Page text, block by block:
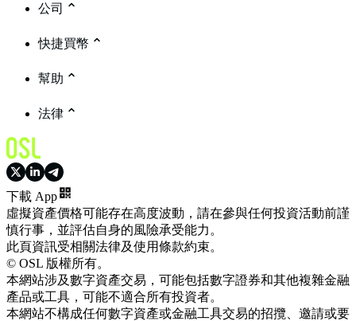
公司
快捷買幣
幫助
法律
下載 App
虛擬資產價格可能存在高度波動，請在參與任何投資活動前謹
慎行事，並評估自身的風險承受能力。
此頁資訊受相關法律及使用條款約束。
© OSL 版權所有。
本網站涉及數字資產交易，可能包括數字證券和其他複雜金融
產品或工具，可能不適合所有投資者。
本網站不構成任何數字資產或金融工具交易的招攬、邀請或要